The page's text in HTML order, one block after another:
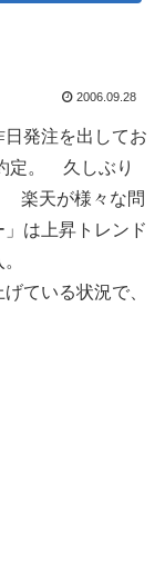
2006.09.28
発注を出してお
定。 久しぶり
楽天が様々な問
は上昇トレンド
ている状況で、